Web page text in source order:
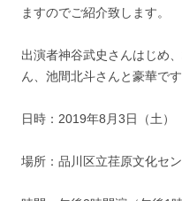
ますのでご紹介致します。
出演者神谷武史さんはじめ
ん、池間北斗さんと豪華です
日時：2019年8月3日（土）
場所：品川区立荏原文化セ